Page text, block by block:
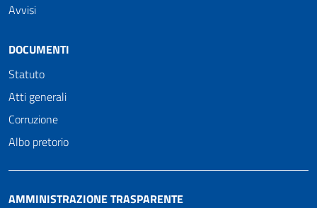
Avvisi
DOCUMENTI
Statuto
Atti generali
Corruzione
Albo pretorio
AMMINISTRAZIONE TRASPARENTE